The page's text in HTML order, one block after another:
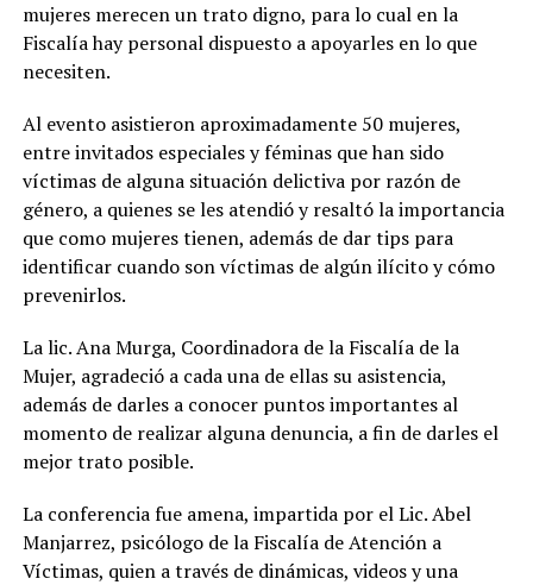
mujeres merecen un trato digno, para lo cual en la
Fiscalía hay personal dispuesto a apoyarles en lo que
necesiten.
Al evento asistieron aproximadamente 50 mujeres,
entre invitados especiales y féminas que han sido
víctimas de alguna situación delictiva por razón de
género, a quienes se les atendió y resaltó la importancia
que como mujeres tienen, además de dar tips para
identificar cuando son víctimas de algún ilícito y cómo
prevenirlos.
La lic. Ana Murga, Coordinadora de la Fiscalía de la
Mujer, agradeció a cada una de ellas su asistencia,
además de darles a conocer puntos importantes al
momento de realizar alguna denuncia, a fin de darles el
mejor trato posible.
La conferencia fue amena, impartida por el Lic. Abel
Manjarrez, psicólogo de la Fiscalía de Atención a
Víctimas, quien a través de dinámicas, videos y una